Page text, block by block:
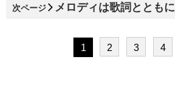
次ページ メロディは歌詞とともに
1 2 3 4